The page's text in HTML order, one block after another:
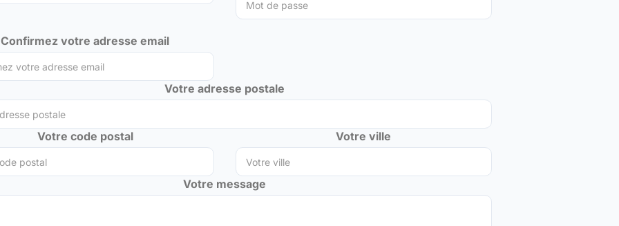
Confirmez votre adresse email
Votre adresse postale
Votre code postal Votre ville
Votre message